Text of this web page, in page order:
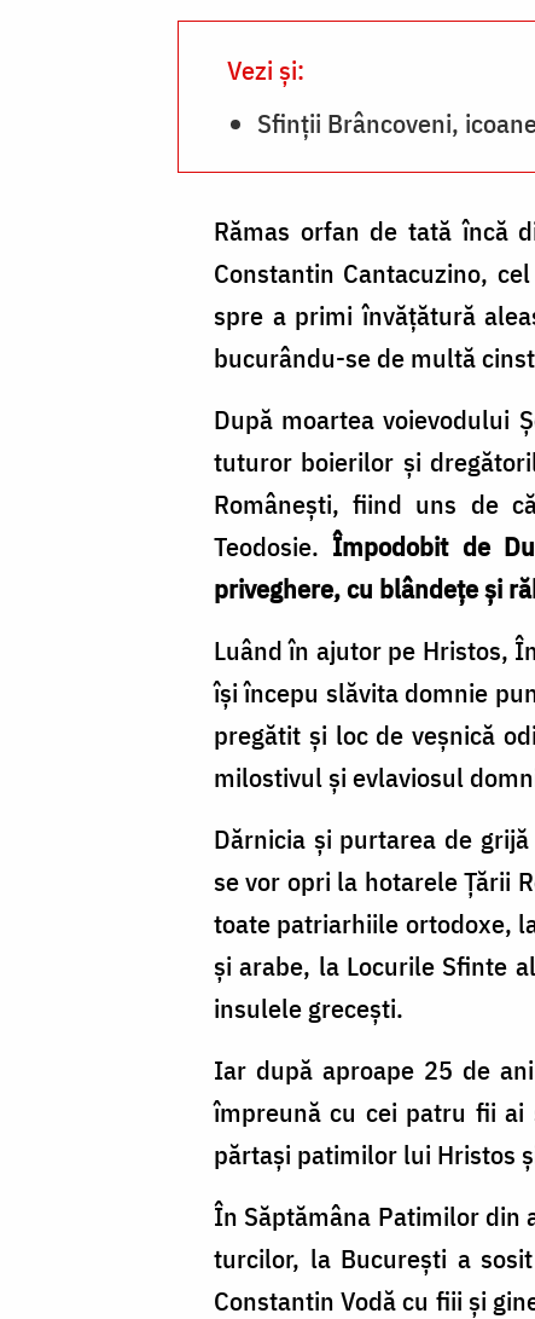
Brâncoveni”
Vezi și:
Sfinții Brâncoveni,
Rămas orfan de tată încă
Constantin Cantacuzino,
spre a primi învățătură
bucurându-se de multă
După moartea voievodului
tuturor boierilor și
Românești, fiind uns de
Teodosie.Împodobit de
priveghere, cu blândețe și
Luând în ajutor pe Hristos,
își începu slăvita domnie
pregătit și loc de veșnică
milostivul și evlaviosul
Dărnicia și purtarea de
se vor opri la hotarele Țării
toate patriarhiile ortodoxe,
și arabe, la Locurile Sfinte
insulele grecești.
Iar după aproape 25 de
împreună cu cei patru fii ai
părtași patimilor lui Hristos
În Săptămâna Patimilor din
turcilor, la București a
Constantin Vodă cu fiii și